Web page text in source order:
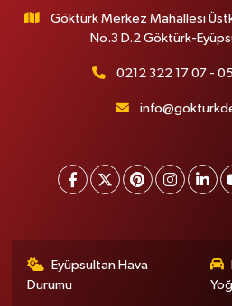
Göktürk Merkez Mahallesi
No.3 D.2 Göktürk-
0212 322 17 07 -
Eyüpsultan Hava
Durumu